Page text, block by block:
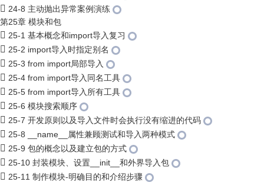
24-8 主动抛出异常案例演练
第25章 模块和包
25-1 基本概念和import导入复习
25-2 import导入时指定别名
25-3 from import局部导入
25-4 from import导入同名工具
25-5 from import导入所有工具
25-6 模块搜索顺序
25-7 开发原则以及导入文件时会执行没有缩进的代码
25-8 __name__属性兼顾测试和导入两种模式
25-9 包的概念以及建立包的方式
25-10 封装模块、设置__init__和外界导入包
25-11 制作模块-明确目的和介绍步骤